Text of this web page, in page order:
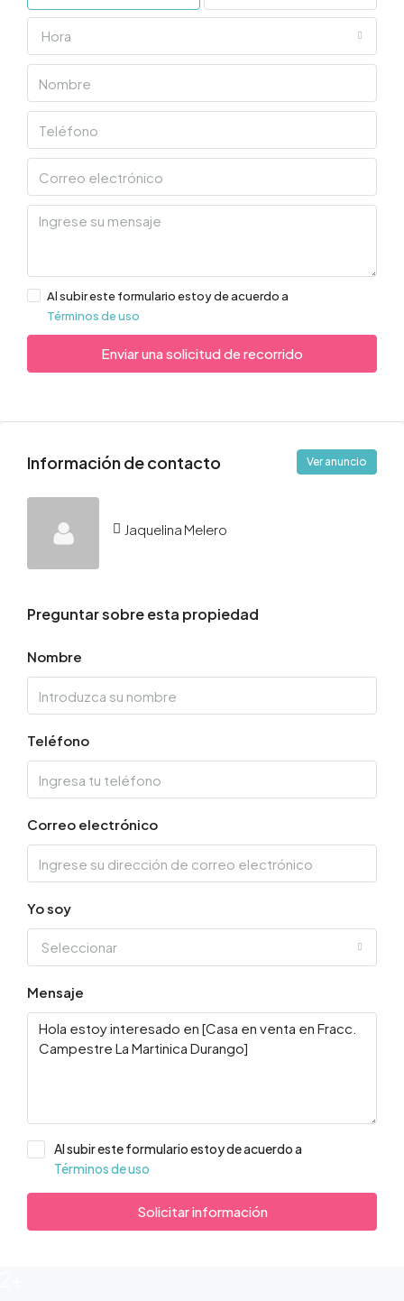
Hora
Al subir este formulario estoy de acuerdo a
Términos de uso
Enviar una solicitud de recorrido
Información de contacto Ver anuncio
Jaquelina Melero
Preguntar sobre esta propiedad
Nombre
Teléfono
Correo electrónico
Yo soy
Seleccionar
Mensaje
Al subir este formulario estoy de acuerdo a
Términos de uso
Solicitar información